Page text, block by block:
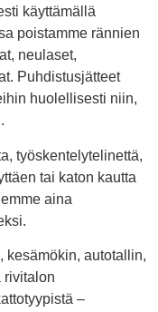
käyttämällä
poistamme rännien
neulaset,
Puhdistusjätteet
huolellisesti niin,
työskentelytelinettä,
tai katon kautta
aina
kesämökin, autotallin,
rivitalon
–